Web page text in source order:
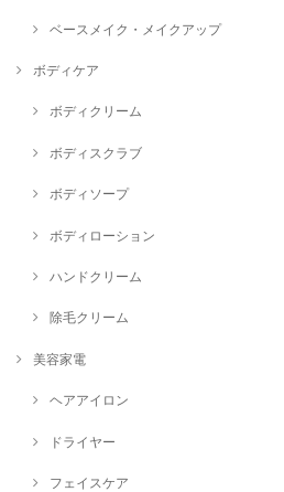
ベースメイク・メイクアップ
ボディケア
ボディクリーム
ボディスクラブ
ボディソープ
ボディローション
ハンドクリーム
除毛クリーム
美容家電
ヘアアイロン
ドライヤー
フェイスケア